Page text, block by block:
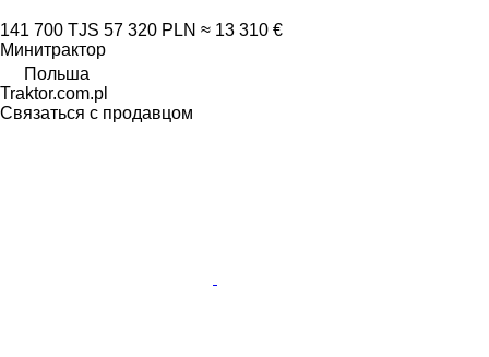
141 700 TJS 57 320 PLN ≈ 13 310 €
Минитрактор
Польша
Traktor.com.pl
Связаться с продавцом